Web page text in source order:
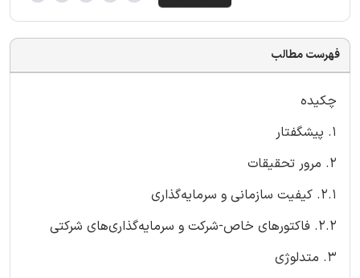
فهرست مطالب
چکیده
1. پیشگفتار
2. مرور تحقیقات
2.1. کیفیت سازمانی و سرمایه‌گذاری
2.2. فاکتورهای خاص-شرکت و سرمایه‌گذاری‌های شرکتی
3. متدلوژی